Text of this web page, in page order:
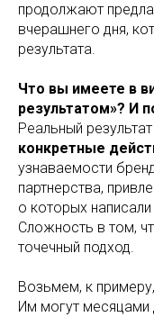
продолжают
вчерашнего дня,
результата.
Что вы имеете в
результатом»? И
Реальный
конкретные
узнаваемости
партнерства,
о которых
Сложность в том,
точечный подход.
Возьмем, к
Им могут месяцами